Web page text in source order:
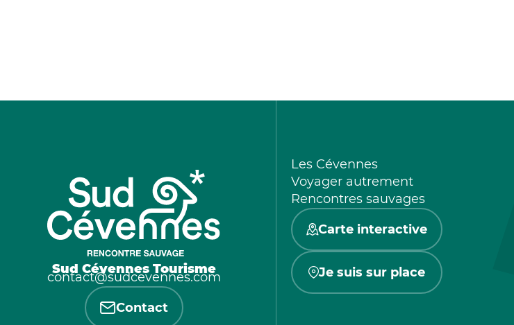
Sud Cévennes Tourisme
contact@sudcevennes.com
Contact
Les Cévennes
Voyager autrement
Rencontres sauvages
Carte interactive
Je suis sur place